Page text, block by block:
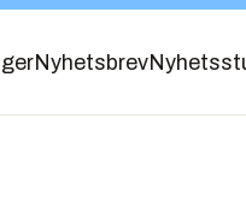
Nyhetsbrev